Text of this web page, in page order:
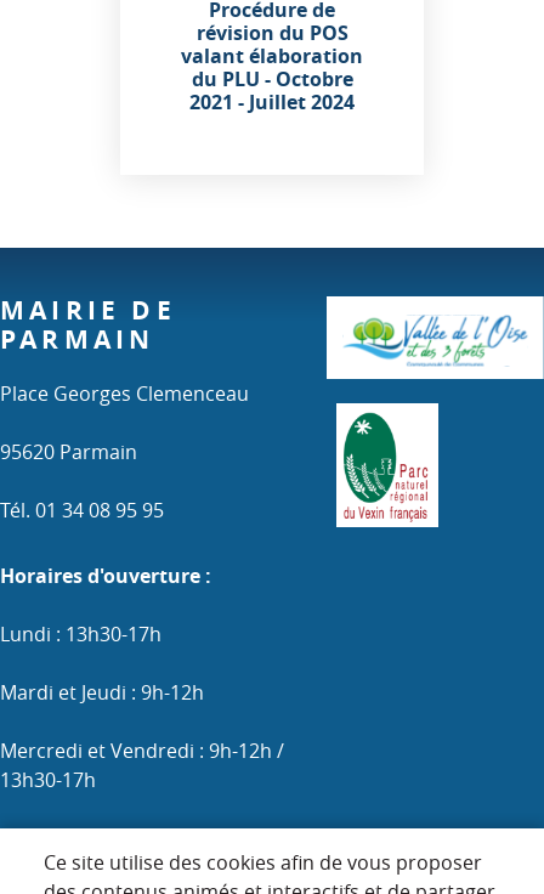
Procédure de
révision du POS
valant élaboration
du PLU - Octobre
2021 - Juillet 2024
Ce site utilise des cookies afin de vous proposer
MAIRIE DE
PARMAIN
Place Georges Clemenceau
95620 Parmain
Tél. 01 34 08 95 95
Horaires d'ouverture :
Lundi : 13h30-17h
Mardi et Jeudi : 9h-12h
Mercredi et Vendredi : 9h-12h /
13h30-17h